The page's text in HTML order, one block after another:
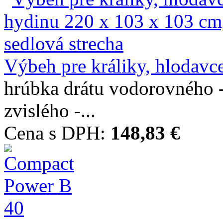
Výbeh pre králiky,
hrúbka drátu vodorovného
zvislého -...
Cena s DPH: 148,83 €